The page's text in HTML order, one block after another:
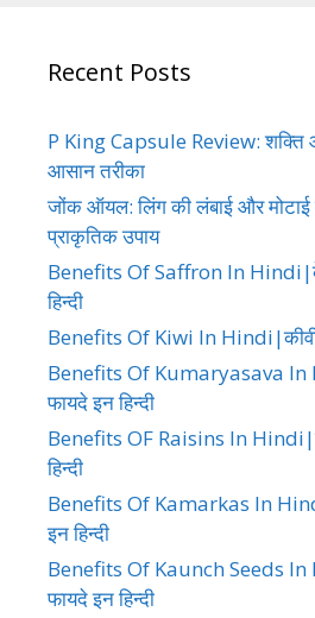
Recent Posts
P King Capsule Review: शक्ति
आसान तरीका
जोंक ऑयल: लिंग की लंबाई और
प्राकृतिक उपाय
Benefits Of Saffron In
हिन्दी
Benefits Of Kiwi In Hindi|कीवी
Benefits Of Kumaryasava In
फायदे इन हिन्दी
Benefits OF Raisins In
हिन्दी
Benefits Of Kamarkas In
इन हिन्दी
Benefits Of Kaunch Seeds
फायदे इन हिन्दी